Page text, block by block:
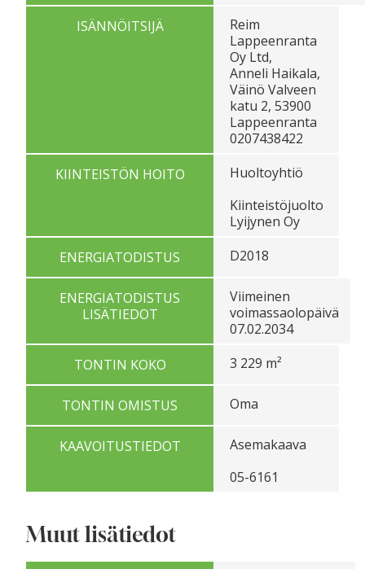
ISÄNNÖITSIJÄ
Reim
Lappeenranta
Oy Ltd,
Anneli Haikala,
Väinö Valveen
katu 2, 53900
Lappeenranta
0207438422
KIINTEISTÖN HOITO
Huoltoyhtiö
Kiinteistöjuolto
Lyijynen Oy
ENERGIATODISTUS
D2018
ENERGIATODISTUS
LISÄTIEDOT
Viimeinen
voimassaolopäivä
07.02.2034
TONTIN KOKO
3 229 m²
TONTIN OMISTUS Oma
KAAVOITUSTIEDOT
Asemakaava
05-6161
Muut lisätiedot